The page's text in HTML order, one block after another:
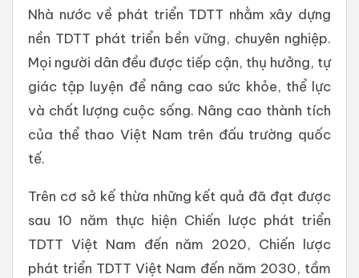
Nhà nước về phát triển TDTT nhằm xây dựng
nền TDTT phát triển bền vững, chuyên nghiệp.
Mọi người dân đều được tiếp cận, thụ hưởng, tự
giác tập luyện để nâng cao sức khỏe, thể lực
và chất lượng cuộc sống. Nâng cao thành tích
của thể thao Việt Nam trên đấu trường quốc
tế.
Trên cơ sở kế thừa những kết quả đã đạt được
sau 10 năm thực hiện Chiến lược phát triển
TDTT Việt Nam đến năm 2020, Chiến lược
phát triển TDTT Việt Nam đến năm 2030, tầm